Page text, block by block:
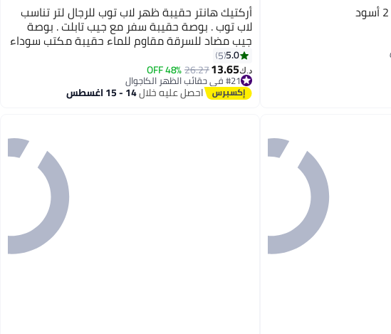
أركتيك هانتر حقيبة ظهر لاب توب للرجال لتر تناسب
لاب توب . بوصة حقيبة سفر مع جيب تابلت . بوصة
جيب مضاد للسرقة مقاوم للماء حقيبة مكتب سوداء
5.0
5
د.ك‏13.65
26.27
48% OFF
#21 في حقائب الظهر الكاجوال
#21 في حقائب الظهر الكاجوال احصل عليه خلال14 - 15 اغسطس